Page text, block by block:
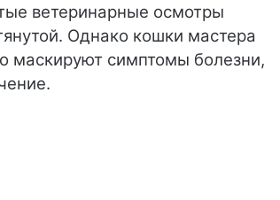
ветеринарные осмотры
Однако кошки мастера
маскируют симптомы болезни,